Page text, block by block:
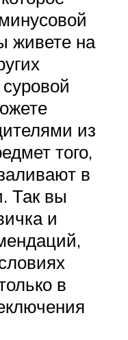
живете на
из
того,
в
Так вы
и
в